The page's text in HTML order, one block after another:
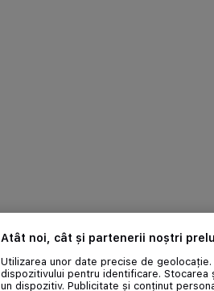
Atât noi, cât și partenerii noștri
Utilizarea unor date precise de
dispozitivului pentru identificare. Stocarea
un dispozitiv. Publicitate și conținut